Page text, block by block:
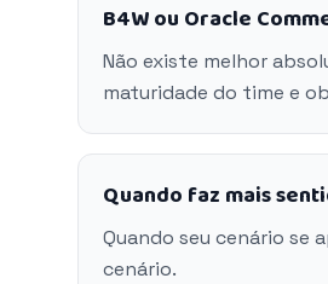
B4W ou Oracle
Não existe melhor
maturidade do time e
Quando faz mais
Quando seu cenário se
cenário.